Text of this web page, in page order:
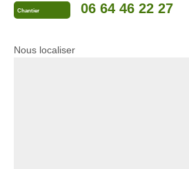
Chantier 06 64 46 22 27
Nous localiser